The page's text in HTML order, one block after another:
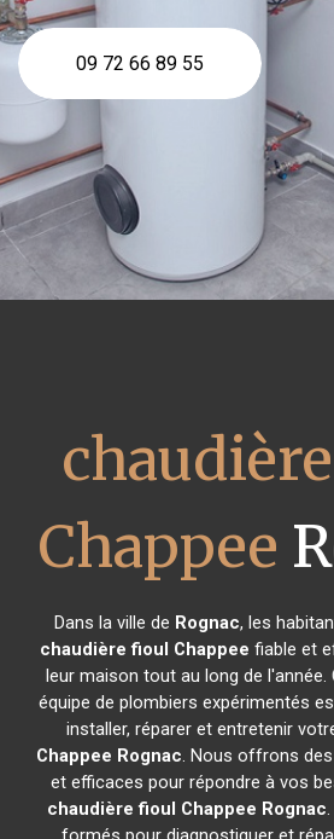
09 72 66 89 55
Chappee
Dans la ville de Rognac, les
chaudière fioul Chappee fiable et
leur maison tout au long de
équipe de plombiers expérimentés
installer, réparer et entretenir
Chappee Rognac. Nous offrons
et efficaces pour répondre à vos
chaudière fioul Chappee Rognac